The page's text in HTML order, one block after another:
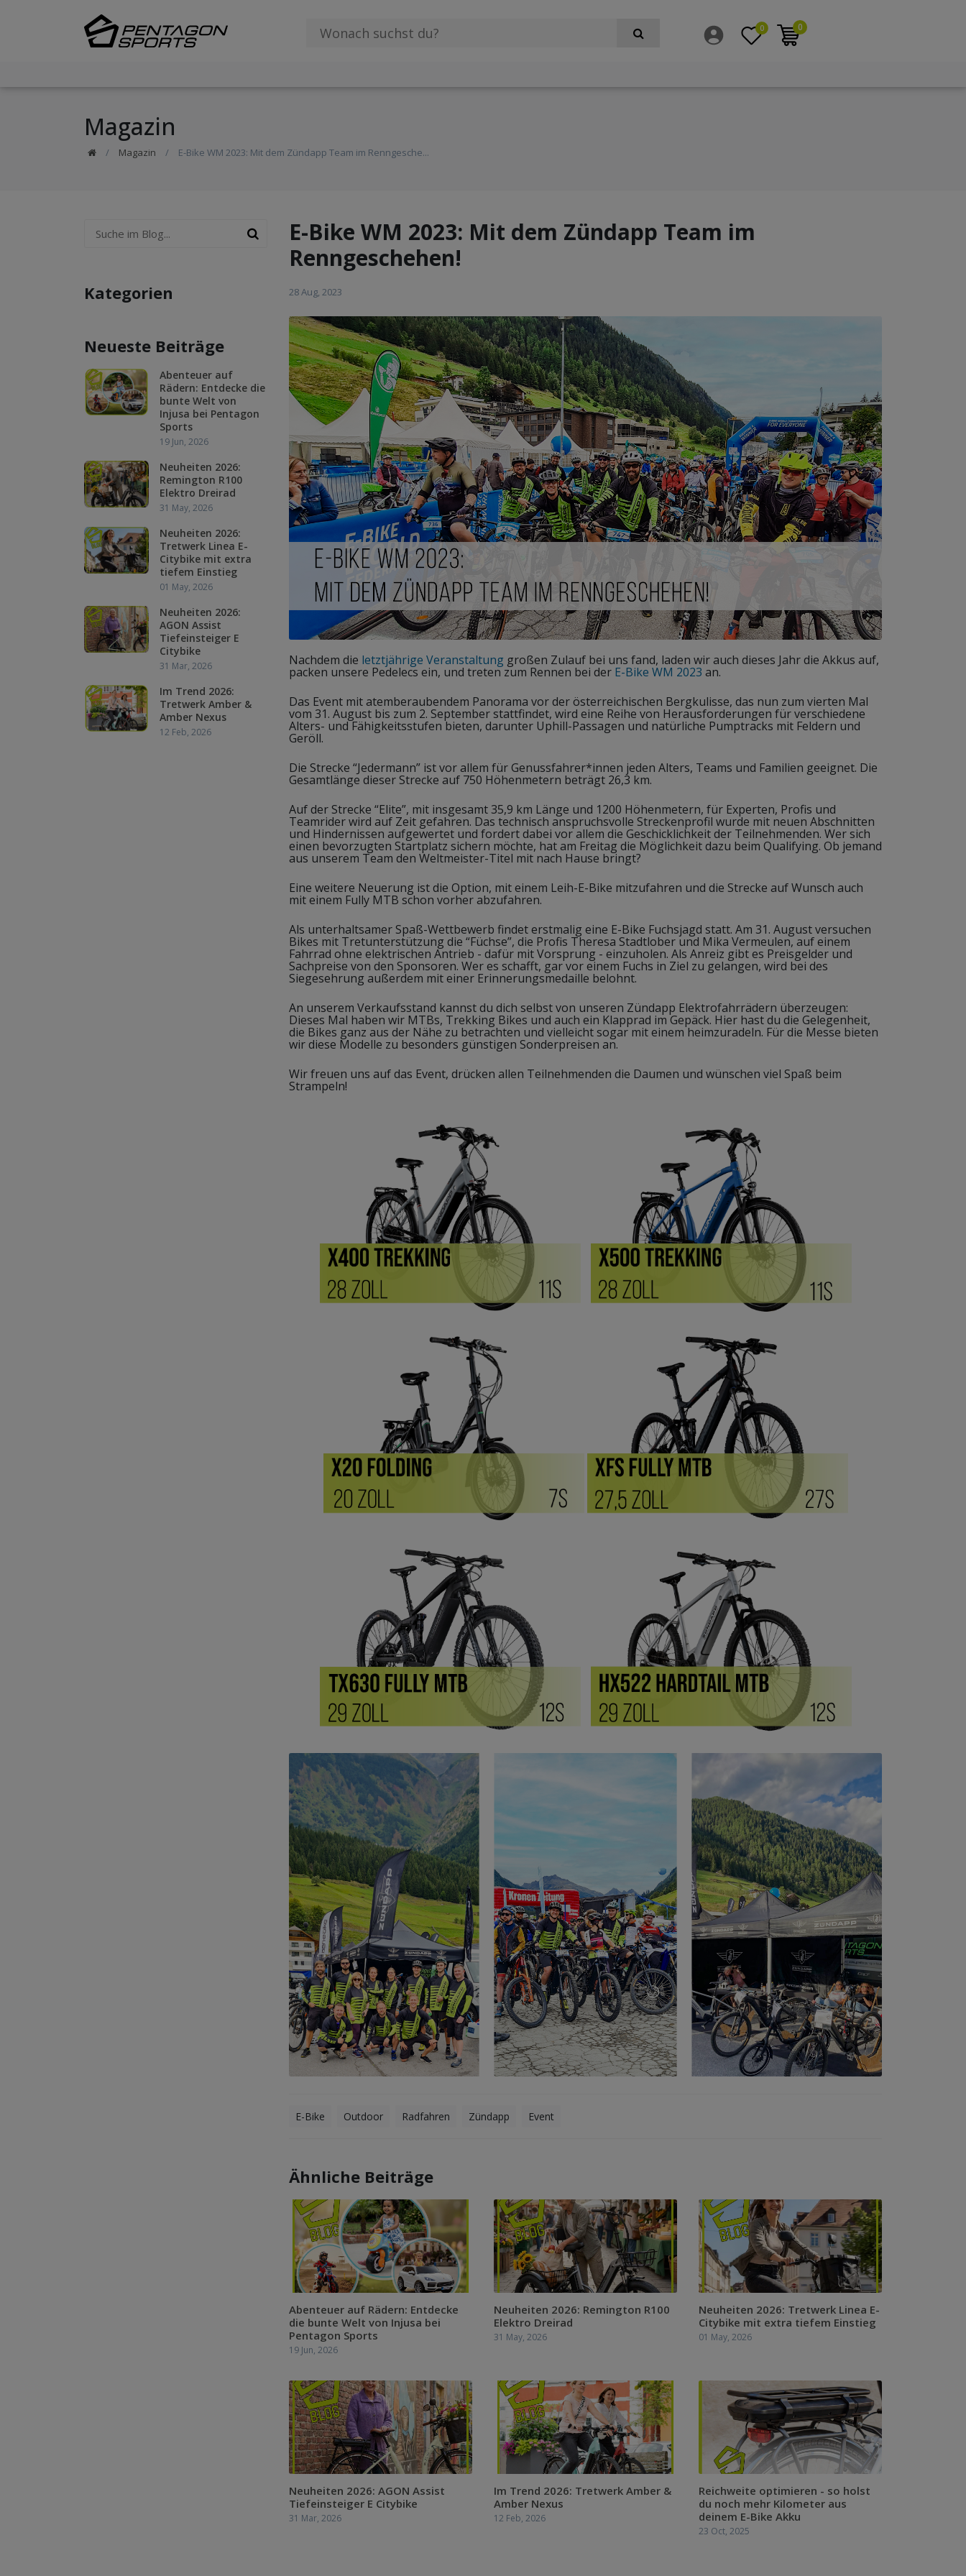
0 0
Magazin
Magazin E-Bike WM 2023: Mit dem Zündapp Team im Renngesche...
E-Bike WM 2023: Mit dem Zündapp Team im
Renngeschehen!
28 Aug, 2023
Nachdem die letztjährige Veranstaltung großen Zulauf bei uns fand, laden wir auch dieses Jahr die Akkus auf,
packen unsere Pedelecs ein, und treten zum Rennen bei der E-Bike WM 2023 an.
Das Event mit atemberaubendem Panorama vor der österreichischen Bergkulisse, das nun zum vierten Mal
vom 31. August bis zum 2. September stattfindet, wird eine Reihe von Herausforderungen für verschiedene
Alters- und Fähigkeitsstufen bieten, darunter Uphill-Passagen und natürliche Pumptracks mit Feldern und
Geröll.
Die Strecke “Jedermann” ist vor allem für Genussfahrer*innen jeden Alters, Teams und Familien geeignet. Die
Gesamtlänge dieser Strecke auf 750 Höhenmetern beträgt 26,3 km.
Auf der Strecke “Elite”, mit insgesamt 35,9 km Länge und 1200 Höhenmetern, für Experten, Profis und
Teamrider wird auf Zeit gefahren. Das technisch anspruchsvolle Streckenprofil wurde mit neuen Abschnitten
und Hindernissen aufgewertet und fordert dabei vor allem die Geschicklichkeit der Teilnehmenden. Wer sich
einen bevorzugten Startplatz sichern möchte, hat am Freitag die Möglichkeit dazu beim Qualifying. Ob jemand
aus unserem Team den Weltmeister-Titel mit nach Hause bringt?
Eine weitere Neuerung ist die Option, mit einem Leih-E-Bike mitzufahren und die Strecke auf Wunsch auch
mit einem Fully MTB schon vorher abzufahren.
Als unterhaltsamer Spaß-Wettbewerb findet erstmalig eine E-Bike Fuchsjagd statt. Am 31. August versuchen
Bikes mit Tretunterstützung die “Füchse”, die Profis Theresa Stadtlober und Mika Vermeulen, auf einem
Fahrrad ohne elektrischen Antrieb - dafür mit Vorsprung - einzuholen. Als Anreiz gibt es Preisgelder und
Sachpreise von den Sponsoren. Wer es schafft, gar vor einem Fuchs in Ziel zu gelangen, wird bei des
Siegesehrung außerdem mit einer Erinnerungsmedaille belohnt.
An unserem Verkaufsstand kannst du dich selbst von unseren Zündapp Elektrofahrrädern überzeugen:
Dieses Mal haben wir MTBs, Trekking Bikes und auch ein Klapprad im Gepäck. Hier hast du die Gelegenheit,
die Bikes ganz aus der Nähe zu betrachten und vielleicht sogar mit einem heimzuradeln. Für die Messe bieten
wir diese Modelle zu besonders günstigen Sonderpreisen an.
Wir freuen uns auf das Event, drücken allen Teilnehmenden die Daumen und wünschen viel Spaß beim
Strampeln!
E-Bike Outdoor Radfahren Zündapp Event
Ähnliche Beiträge
Abenteuer auf Rädern: Entdecke
die bunte Welt von Injusa bei
Pentagon Sports
19 Jun, 2026
Neuheiten 2026: Remington R100
Elektro Dreirad
31 May, 2026
Neuheiten 2026: Tretwerk Linea E-
Citybike mit extra tiefem Einstieg
01 May, 2026
Neuheiten 2026: AGON Assist
Tiefeinsteiger E Citybike
31 Mar, 2026
Im Trend 2026: Tretwerk Amber &
Amber Nexus
12 Feb, 2026
Reichweite optimieren - so holst
du noch mehr Kilometer aus
deinem E-Bike Akku
23 Oct, 2025
Kategorien
Neueste Beiträge
Abenteuer auf
Rädern: Entdecke die
bunte Welt von
Injusa bei Pentagon
Sports
19 Jun, 2026
Neuheiten 2026:
Remington R100
Elektro Dreirad
31 May, 2026
Neuheiten 2026:
Tretwerk Linea E-
Citybike mit extra
tiefem Einstieg
01 May, 2026
Neuheiten 2026:
AGON Assist
Tiefeinsteiger E
Citybike
31 Mar, 2026
Im Trend 2026:
Tretwerk Amber &
Amber Nexus
12 Feb, 2026